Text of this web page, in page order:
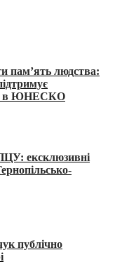
пам’ять людства:
в ЮНЕСКО
ексклюзивні
публічно